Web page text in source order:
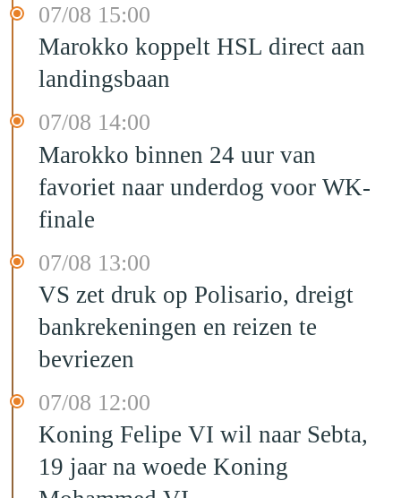
07/08 15:00
Marokko koppelt HSL direct aan
landingsbaan
07/08 14:00
Marokko binnen 24 uur van
favoriet naar underdog voor WK-
finale
07/08 13:00
VS zet druk op Polisario, dreigt
bankrekeningen en reizen te
bevriezen
07/08 12:00
Koning Felipe VI wil naar Sebta,
19 jaar na woede Koning